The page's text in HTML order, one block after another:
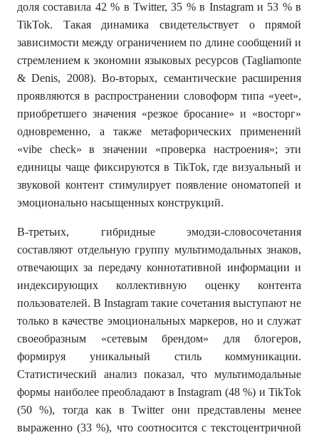
доля составила 42 % в Twitter, 35 % в Instagram и 53 % в
TikTok. Такая динамика свидетельствует о прямой
зависимости между ограничением по длине сообщений и
стремлением к экономии языковых ресурсов (Tagliamonte
& Denis, 2008). Во-вторых, семантические расширения
проявляются в распространении словоформ типа «yeet»,
приобретшего значения «резкое бросание» и «восторг»
одновременно, а также метафорических применений
«vibe check» в значении «проверка настроения»; эти
единицы чаще фиксируются в TikTok, где визуальный и
звуковой контент стимулирует появление ономатопей и
эмоционально насыщенных конструкций.
В-третьих, гибридные эмодзи-словосочетания
составляют отдельную группу мультимодальных знаков,
отвечающих за передачу коннотативной информации и
индексирующих коллективную оценку контента
пользователей. В Instagram такие сочетания выступают не
только в качестве эмоциональных маркеров, но и служат
своеобразным «сетевым брендом» для блогеров,
формируя уникальный стиль коммуникации.
Статистический анализ показал, что мультимодальные
формы наиболее преобладают в Instagram (48 %) и TikTok
(50 %), тогда как в Twitter они представлены менее
выраженно (33 %), что соотносится с текстоцентричной